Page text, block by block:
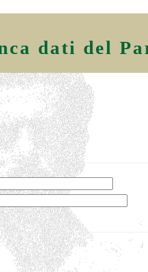
dati del